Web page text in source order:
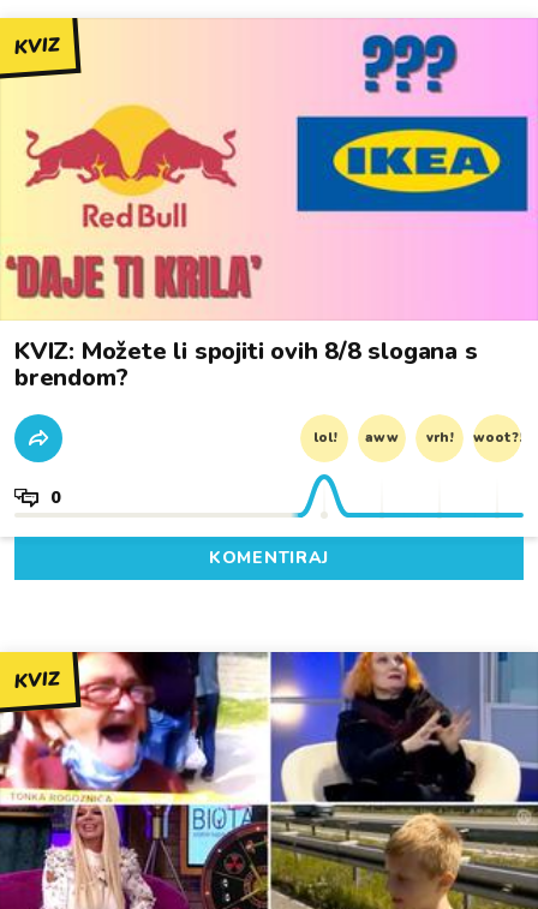
KVIZ
KVIZ: Možete li spojiti ovih 8/8 slogana s
brendom?
lol! aww vrh! woot?!
0
KOMENTIRAJ
KVIZ